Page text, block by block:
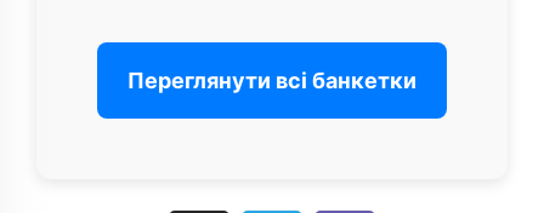
Переглянути всі банкетки